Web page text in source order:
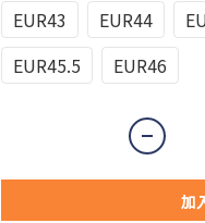
EUR43
EUR44
EUR45.5
EUR46
加